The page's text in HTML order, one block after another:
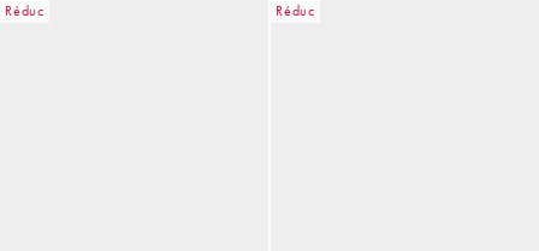
Réduc Réduc